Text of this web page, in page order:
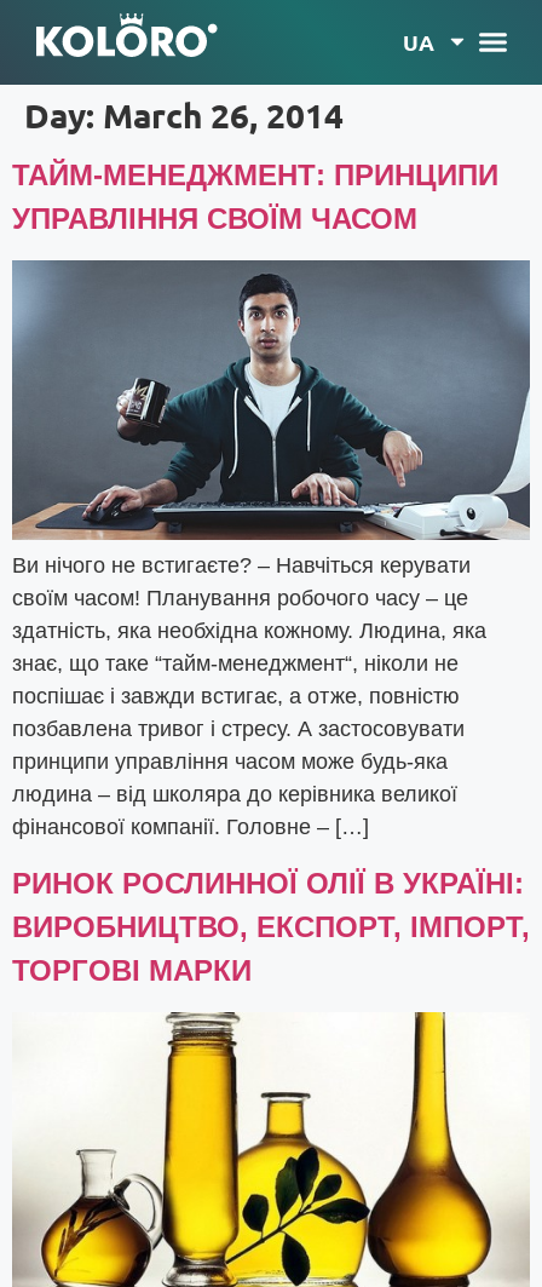
UA
Day: March 26, 2014
ТАЙМ-МЕНЕДЖМЕНТ: ПРИНЦИПИ
УПРАВЛІННЯ СВОЇМ ЧАСОМ
Ви нічого не встигаєте? – Навчіться керувати
своїм часом! Планування робочого часу – це
здатність, яка необхідна кожному. Людина, яка
знає, що таке “тайм-менеджмент“, ніколи не
поспішає і завжди встигає, а отже, повністю
позбавлена тривог і стресу. А застосовувати
принципи управління часом може будь-яка
людина – від школяра до керівника великої
фінансової компанії. Головне – […]
РИНОК РОСЛИННОЇ ОЛІЇ В УКРАЇНІ:
ВИРОБНИЦТВО, ЕКСПОРТ, ІМПОРТ,
ТОРГОВІ МАРКИ